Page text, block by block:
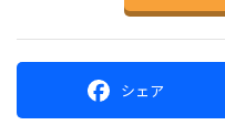
シェア